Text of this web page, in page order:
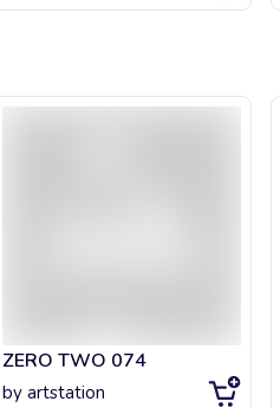
ZERO TWO 074
by artstation